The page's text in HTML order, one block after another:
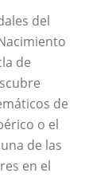
del
de
de
o el
de las
en el